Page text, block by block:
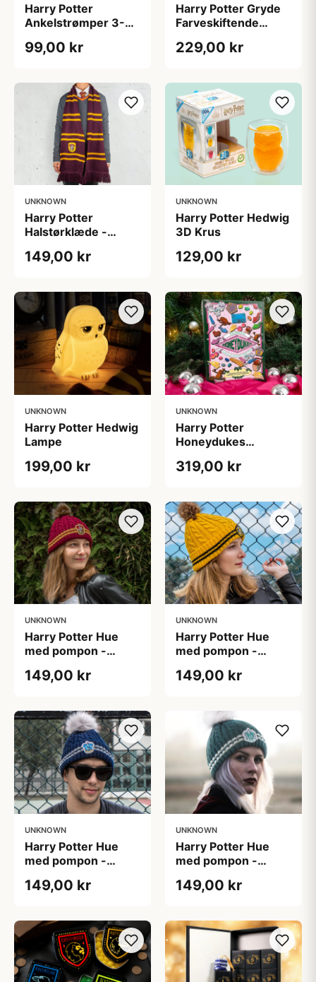
Harry Potter
Ankelstrømper 3-
99,00 kr
Harry Potter Gryde
Farveskiftende
229,00 kr
UNKNOWN
Harry Potter
Halstørklæde -
149,00 kr
UNKNOWN
Harry Potter Hedwig
3D Krus
129,00 kr
UNKNOWN
Harry Potter Hedwig
Lampe
199,00 kr
UNKNOWN
Harry Potter
Honeydukes
319,00 kr
UNKNOWN
Harry Potter Hue
med pompon -
149,00 kr
UNKNOWN
Harry Potter Hue
med pompon -
149,00 kr
UNKNOWN
Harry Potter Hue
med pompon -
149,00 kr
UNKNOWN
Harry Potter Hue
med pompon -
149,00 kr